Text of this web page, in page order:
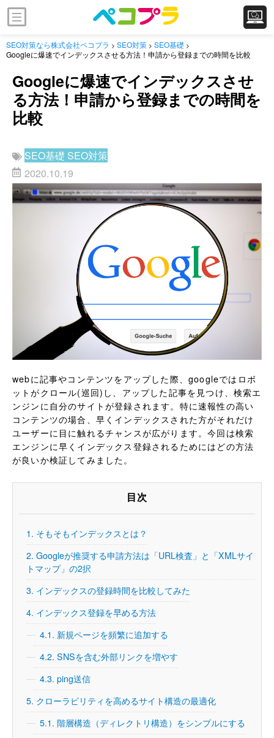
SEO対策なら株式会社ペコプラ > SEO対策 > SEO基礎 >
Googleに爆速でインデックスさせる方法！申請から登録までの時間を比較
Googleに爆速でインデックスさせ
る方法！申請から登録までの時間を
比較
SEO基礎 SEO対策
2020.10.19
webに記事やコンテンツをアップした際、googleではロボ
ットがクロール(巡回)し、アップした記事を見つけ、検索エ
ンジンに自分のサイトが登録されます。特に速報性の高い
コンテンツの場合、早くインデックスされた方がそれだけ
ユーザーに目に触れるチャンスが広がります。今回は検索
エンジンに早くインデックス登録されるためにはどの方法
が良いか検証してみました。
目次
1. そもそもインデックスとは？
2. Googleが推奨する申請方法は「URL検査」と「XMLサイ
トマップ」の2択
3. インデックスの登録時間を比較してみた
4. インデックス登録を早める方法
4.1. 新規ページを頻繁に追加する
4.2. SNSを含む外部リンクを増やす
4.3. ping送信
5. クローラビリティを高めるサイト構造の最適化
5.1. 階層構造（ディレクトリ構造）をシンプルにする